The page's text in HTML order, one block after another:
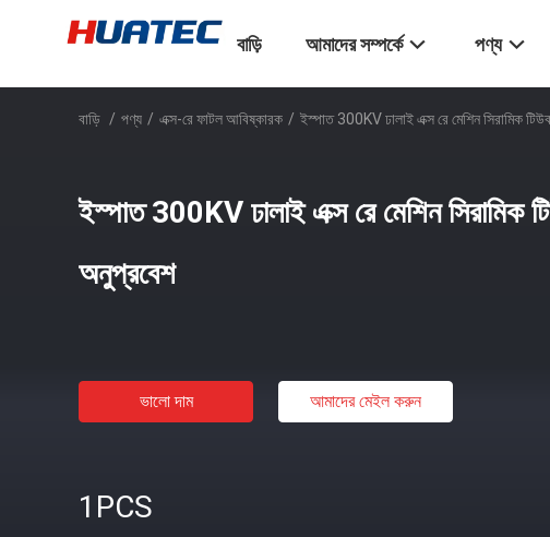
বাড়ি আমাদের সম্পর্কে পণ্য
বাড়ি / পণ্য / এক্স-রে ফাটল আবিষ্কারক / ইস্পাত 300KV ঢালাই এক্স রে মেশিন সিরামিক
ইস্পাত 300KV ঢালাই এক্স রে মেশিন সিরামিক
অনুপ্রবেশ
ভালো দাম আমাদের মেইল ​​করুন
1PCS